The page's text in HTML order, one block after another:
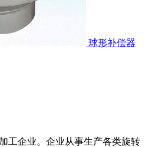
球形补偿器
工企业。企业从事生产各类旋转